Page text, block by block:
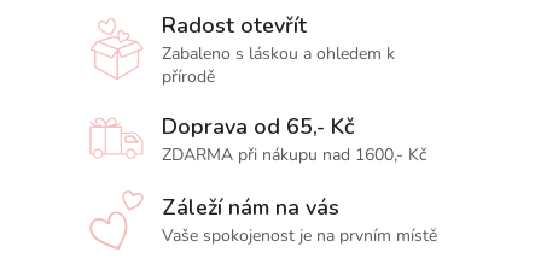
Radost otevřít
Zabaleno s láskou a ohledem k
přírodě
Doprava od 65,- Kč
ZDARMA při nákupu nad 1600,- Kč
Záleží nám na vás
Vaše spokojenost je na prvním místě